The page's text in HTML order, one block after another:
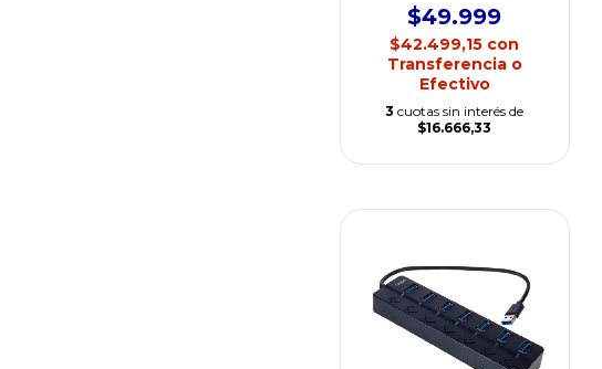
NETMAK NM-IPCAM2
$49.999
$42.499,15 con
Transferencia o
Efectivo
3 cuotas sin interés de
$16.666,33